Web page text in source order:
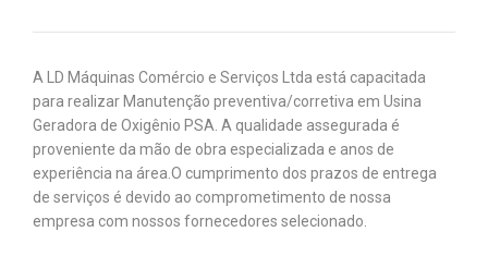
A LD Máquinas Comércio e Serviços Ltda está capacitada
para realizar Manutenção preventiva/corretiva em Usina
Geradora de Oxigênio PSA. A qualidade assegurada é
proveniente da mão de obra especializada e anos de
experiência na área. ​O cumprimento dos prazos de entrega
de serviços é devido ao comprometimento de nossa
empresa com nossos fornecedores selecionado.